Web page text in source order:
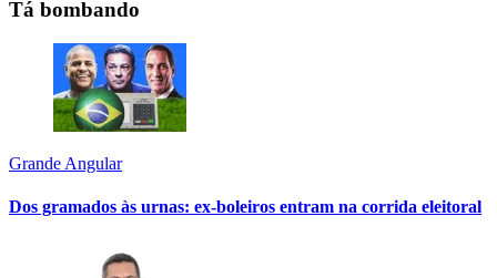
Tá bombando
Grande Angular
Dos gramados às urnas: ex-boleiros entram na corrida eleitoral